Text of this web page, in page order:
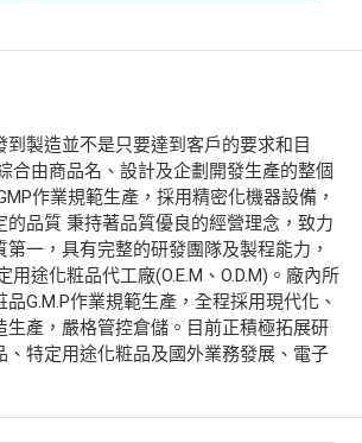
到製造並不是只要達到客戶的要求和目
合由商品名、設計及企劃開發生產的整個
作業規範生產，採用精密化機器設備，
的品質 秉持著品質優良的經營理念，致力
一，具有完整的研發團隊及製程能力，
用途化粧品代工廠(O.E.M、O.D.M)。廠內所
G.M.P作業規範生產，全程採用現代化、
生產，嚴格管控倉儲。目前正積極拓展研
、特定用途化粧品及國外業務發展、電子